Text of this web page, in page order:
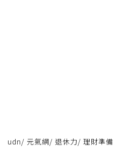
udn/ 元氣網/ 退休力/ 理財準備